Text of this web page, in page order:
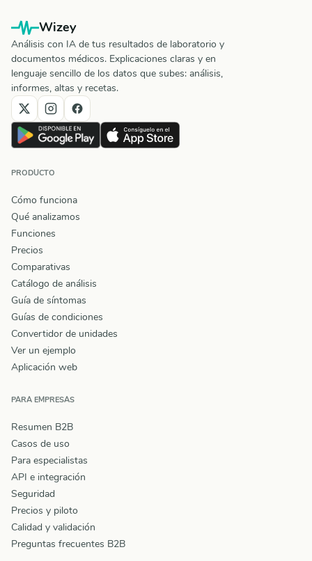
Wizey
Análisis con IA de tus resultados de laboratorio y
documentos médicos. Explicaciones claras y en
lenguaje sencillo de los datos que subes: análisis,
informes, altas y recetas.
PRODUCTO
Cómo funciona
Qué analizamos
Funciones
Precios
Comparativas
Catálogo de análisis
Guía de síntomas
Guías de condiciones
Convertidor de unidades
Ver un ejemplo
Aplicación web
PARA EMPRESAS
Resumen B2B
Casos de uso
Para especialistas
API e integración
Seguridad
Precios y piloto
Calidad y validación
Preguntas frecuentes B2B